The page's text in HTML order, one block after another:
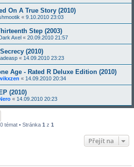
On A True Story (2010)
« 9.10.2010 23:03
Step (2003)
Axel « 20.09.2010 21:57
(2010)
« 14.09.2010 23:23
Age - Rated R Deluxe Edition (2010)
« 14.09.2010 20:34
(2010)
« 14.09.2010 20:23
témat • Stránka 1 z 1
Přejít na